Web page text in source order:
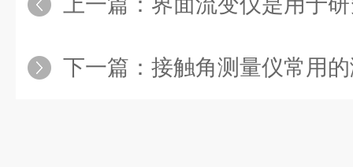
下一篇： 接触角测量仪常用